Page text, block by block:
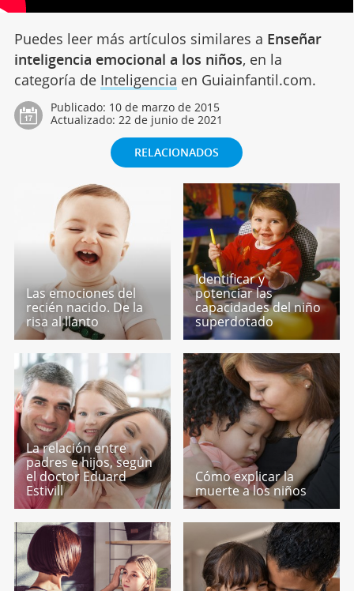
Puedes leer más artículos similares a Enseñar
inteligencia emocional a los niños, en la
categoría de Inteligencia en Guiainfantil.com.
Publicado: 10 de marzo de 2015
Actualizado: 22 de junio de 2021
RELACIONADOS
Las emociones del
recién nacido. De la
risa al llanto
Identificar y
potenciar las
capacidades del niño
superdotado
La relación entre
padres e hijos, según
el doctor Eduard
Estivill
Cómo explicar la
muerte a los niños